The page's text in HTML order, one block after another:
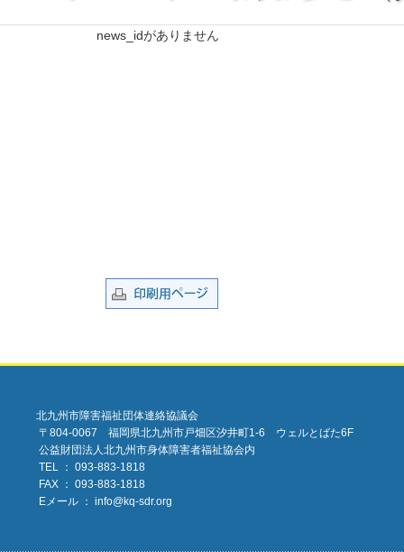
news_idがありません
北九州市障害福祉団体連絡協議会
〒804-0067 福岡県北九州市戸畑区汐井町1-6 ウェルとばた6F
公益財団法人北九州市身体障害者福祉協会内
TEL ： 093-883-1818
FAX ： 093-883-1818
Eメール ： info@kq-sdr.org